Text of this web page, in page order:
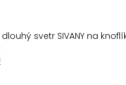
svetr SIVANY na